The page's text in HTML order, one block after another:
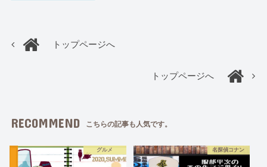
トップページへ
トップページへ
RECOMMEND こちらの記事も人気です。
グルメ 名探偵コナン